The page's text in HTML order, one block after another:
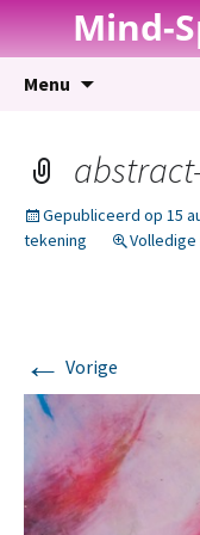
Mind-
Menu
Gepubliceerd op 15
tekening
Volledige
← Vorige